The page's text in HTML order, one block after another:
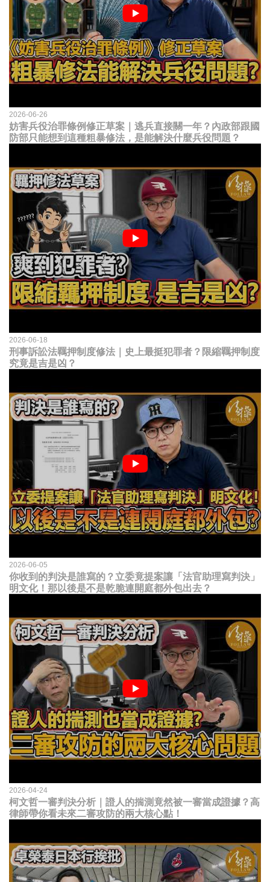
2026-06-26
妨害兵役治罪條例修正草案｜逃兵直接關一年？內政部跟國
防部只能想到這種粗暴修法，是能解決什麼兵役問題？
2026-06-18
刑事訴訟法羈押制度修法｜史上最挺犯罪者？限縮羈押制度
究竟是吉是凶？
2026-06-05
你收到的判決是誰寫的？立委竟提案讓「法官助理寫判決」
明文化！那以後是不是乾脆連開庭都外包出去？
2026-04-24
柯文哲一審判決分析｜證人的揣測竟然被一審當成證據？高
律師帶你看未來二審攻防的兩大核心點！